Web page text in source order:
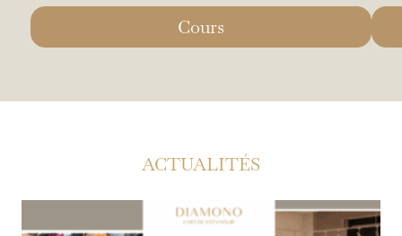
Cours
ACTUALITÉS